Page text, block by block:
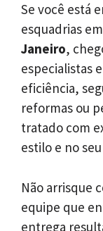
Se você está
esquadrias em
Janeiro,
especialistas
eficiência,
reformas ou
tratado com
estilo e no
Não arrisque
equipe que
entrega